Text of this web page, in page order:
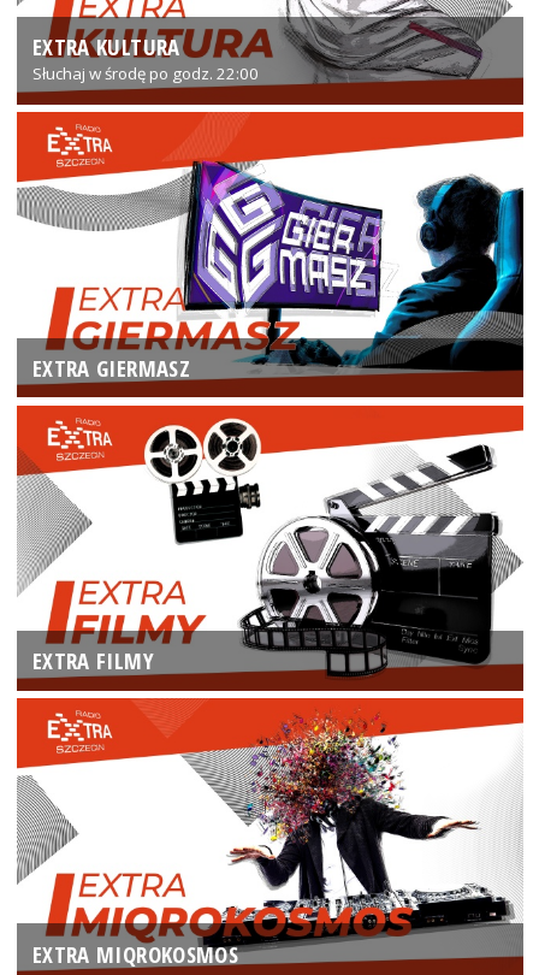
EXTRA KULTURA
Słuchaj w środę po godz. 22:00
EXTRA GIERMASZ
EXTRA FILMY
EXTRA MIQROKOSMOS